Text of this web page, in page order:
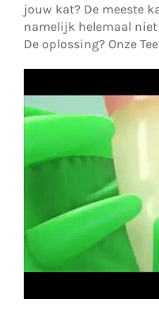
jouw kat? De meeste
namelijk helemaal
De oplossing? Onze